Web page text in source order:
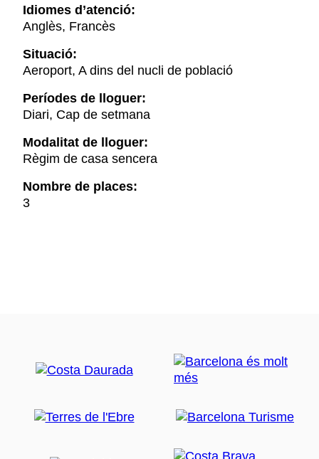
Idiomes d’atenció:
Anglès, Francès
Situació:
Aeroport, A dins del nucli de població
Períodes de lloguer:
Diari, Cap de setmana
Modalitat de lloguer:
Règim de casa sencera
Nombre de places:
3